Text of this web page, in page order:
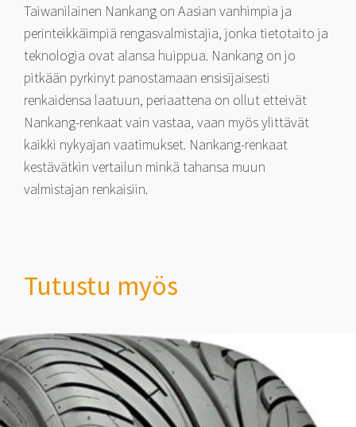
Taiwanilainen Nankang on Aasian vanhimpia ja
perinteikkäimpiä rengasvalmistajia, jonka tietotaito ja
teknologia ovat alansa huippua. Nankang on jo
pitkään pyrkinyt panostamaan ensisijaisesti
renkaidensa laatuun, periaattena on ollut etteivät
Nankang-renkaat vain vastaa, vaan myös ylittävät
kaikki nykyajan vaatimukset. Nankang-renkaat
kestävätkin vertailun minkä tahansa muun
valmistajan renkaisiin.
Tutustu myös